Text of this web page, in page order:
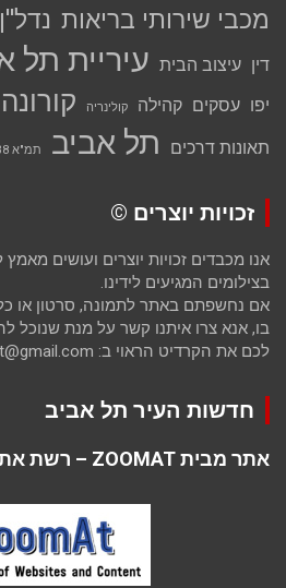
מכבי שירותי בריאות נדל''ן
דין עיצוב הבית עיריית תל
יפו עסקים קהילה קולינריה קורונה
תאונות דרכים תל אביב תמ"א 38
זכויות יוצרים ©
אנו מכבדים זכויות יוצרים ועושים
בצילומים המגיעים לידינו.
אם נחשפתם באתר לתמונה, סרטון או
בו, אנא צרו איתנו קשר על מנת שנוכל
לכם את הקרדיט הראוי ב: avihai.zoomat@gmail.com
חדשות העיר תל אביב
אתר מבית ZOOMAT – רשת אתרי תוכן ואינטרנט